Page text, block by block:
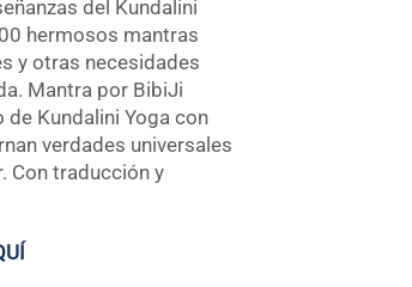
del Kundalini
hermosos mantras
y otras necesidades
Mantra por BibiJi
Kundalini Yoga con
verdades universales
Con traducción y